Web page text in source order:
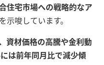
住宅市場への戦略的なア
示唆しています。
資材価格の高騰や金利動
は前年同月比で減少傾